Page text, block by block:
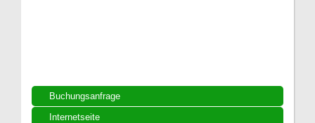
Buchungsanfrage
Internetseite